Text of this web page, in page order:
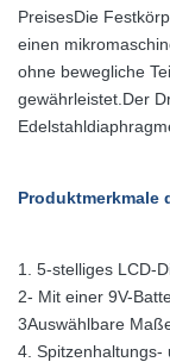
PreisesDie
einen
ohne bewegliche
gewährleistet.Der
Produktmerkmale
1. 5-stelliges LCD-
2- Mit einer 9V-
3Auswählbare
4. Spitzenhaltungs-